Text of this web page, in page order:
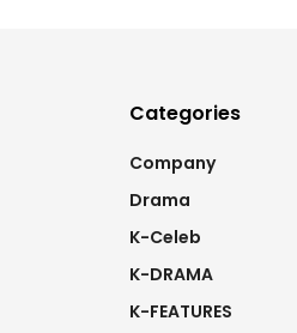
Categories
Company
Drama
K-Celeb
K-DRAMA
K-FEATURES